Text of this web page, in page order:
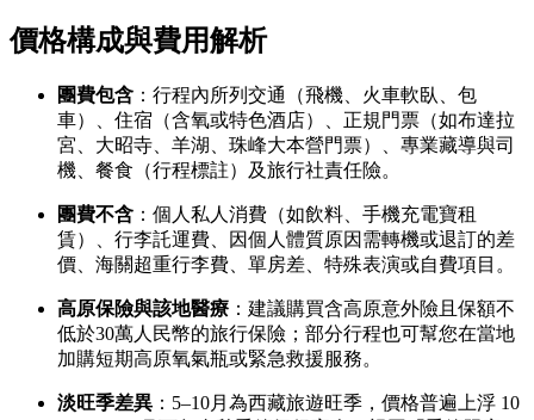
價格構成與費用解析
團費包含 ：行程內所列交通（飛機、火車軟臥、包
車）、住宿（含氧或特色酒店）、正規門票（如布達拉
宮、大昭寺、羊湖、珠峰大本營門票）、專業藏導與司
機、餐食（行程標註）及旅行社責任險。
團費不含 ：個人私人消費（如飲料、手機充電寶租
賃）、行李託運費、因個人體質原因需轉機或退訂的差
價、海關超重行李費、單房差、特殊表演或自費項目。
高原保險與該地醫療 ：建議購買含高原意外險且保額不
低於30萬人民幣的旅行保險；部分行程也可幫您在當地
加購短期高原氧氣瓶或緊急救援服務。
淡旺季差異 ：5–10月為西藏旅遊旺季，價格普遍上浮 10